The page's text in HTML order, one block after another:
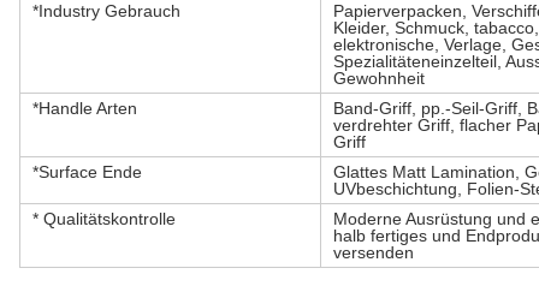
*Industry Gebrauch
Papierverpacken,
Kleider, Schmuck,
elektronische, Verlage,
Spezialitäteneinzelteil,
Gewohnheit
*Handle Arten
Band-Griff, pp.-Seil-Griff,
verdrehter Griff, flacher
Griff
*Surface Ende
Glattes Matt Lamination,
UVbeschichtung, Folien-
* Qualitätskontrolle
Moderne Ausrüstung und
halb fertiges und
versenden